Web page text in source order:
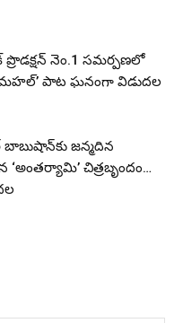
నెం.1 సమర్పణలో
పాట ఘనంగా విడుదల
జన్మదిన
‘అంతర్యామి’ చిత్రబృందం…